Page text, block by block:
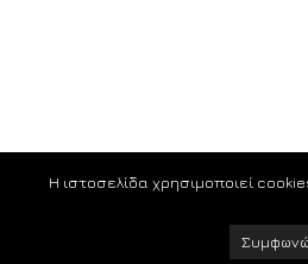
Η ιστοσελίδα χρησιμοποιεί
Συμφωνώ